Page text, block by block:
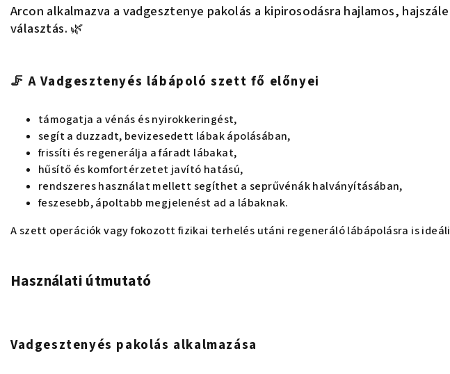
Arcon alkalmazva a vadgesztenye pakolás a kipirosodásra hajlamos,
választás. 🌿
🦵 A Vadgesztenyés lábápoló szett fő előnyei
támogatja a vénás és nyirokkeringést,
segít a duzzadt, bevizesedett lábak ápolásában,
frissíti és regenerálja a fáradt lábakat,
hűsítő és komfortérzetet javító hatású,
rendszeres használat mellett segíthet a seprűvénák halványításában,
feszesebb, ápoltabb megjelenést ad a lábaknak.
A szett operációk vagy fokozott fizikai terhelés utáni regeneráló lábápolásra is
Használati útmutató
Vadgesztenyés pakolás alkalmazása